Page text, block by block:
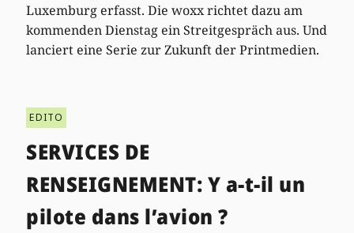
Luxemburg erfasst. Die woxx richtet dazu am
kommenden Dienstag ein Streitgespräch aus. Und
lanciert eine Serie zur Zukunft der Printmedien.
EDITO
SERVICES DE
RENSEIGNEMENT: Y a-t-il un
pilote dans l’avion ?